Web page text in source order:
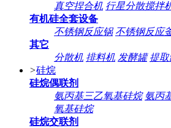
真空捏合机 行星分散搅拌
有机硅全套设备
不锈钢反应锅 不锈钢反应
其它
分散机 排料机 发酵罐 提
>硅烷
硅烷偶联剂
氨丙基三乙氧基硅烷 氨丙
氧基硅烷
硅烷交联剂